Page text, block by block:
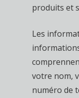
produits et
Les
votre nom,
numéro de